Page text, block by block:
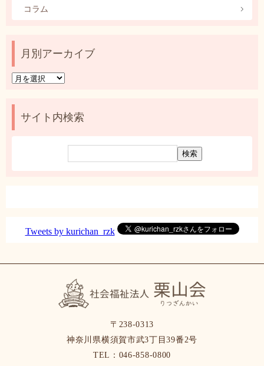
コラム
月別アーカイブ
月
ア
サイト内検索
Tweets by kurichan_rzk
〒238-0313
神奈川県横須賀市武3丁目39番2号
TEL：046-858-0800